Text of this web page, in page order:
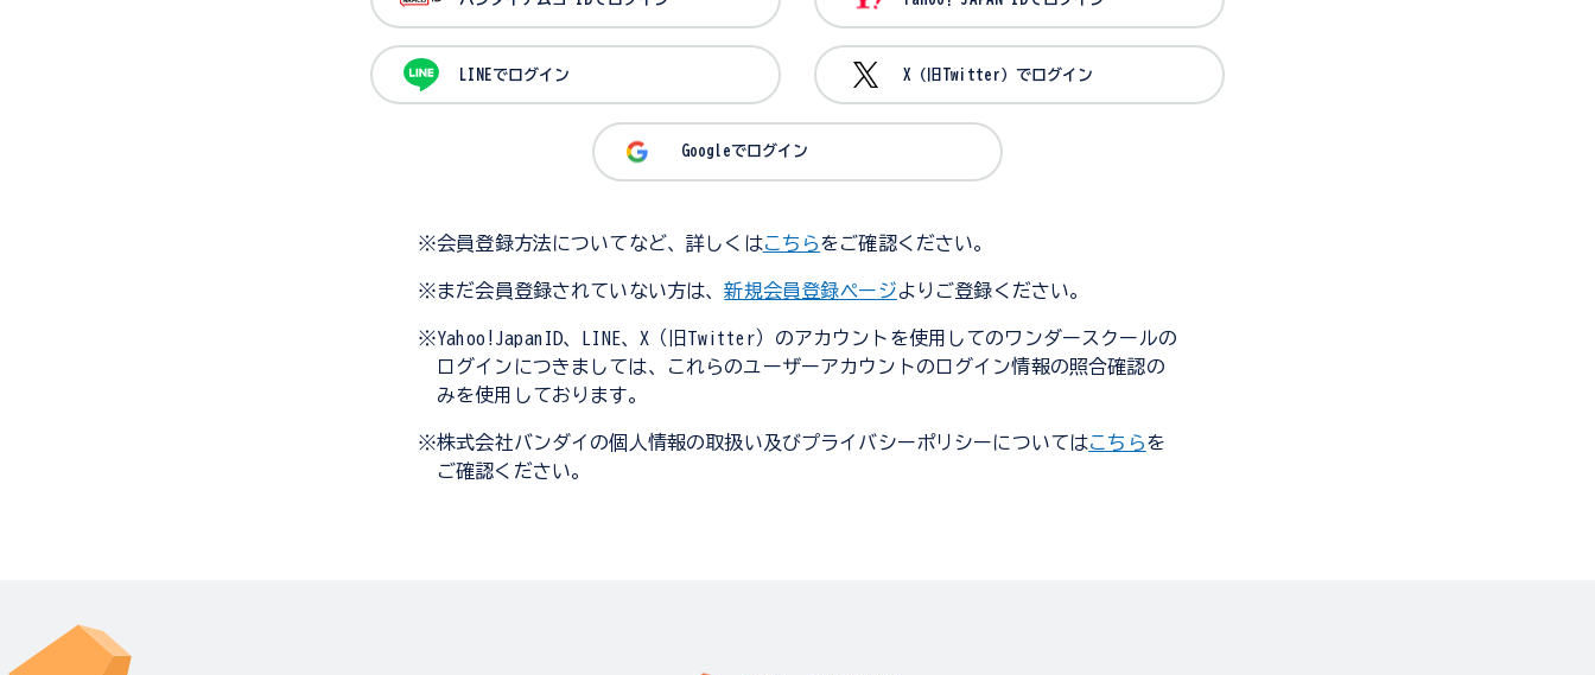
LINEでログイン X（旧Twitter）でログイン
Googleでログイン
※会員登録方法についてなど、詳しくはこちらをご確認ください。
※まだ会員登録されていない方は、新規会員登録ページよりご登録ください。
※Yahoo!JapanID、LINE、X（旧Twitter）のアカウントを使用してのワンダースクールの
ログインにつきましては、これらのユーザーアカウントのログイン情報の照合確認の
みを使用しております。
※株式会社バンダイの個人情報の取扱い及びプライバシーポリシーについてはこちらを
ご確認ください。